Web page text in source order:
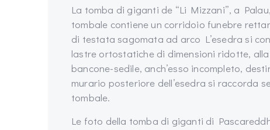
La tomba di giganti de “Li Mizzani”, a
tombale contiene un corridoio funebre
di testata sagomata ad arco L’esedra si
lastre ortostatiche di dimensioni ridotte,
bancone-sedile, anch’esso incompleto,
murario posteriore dell’esedra si raccorda
tombale.
Le foto della tomba di giganti di